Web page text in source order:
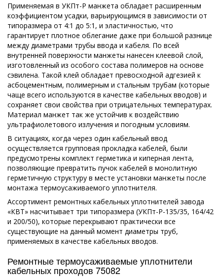
Применяемая в УКПт-Р манжета обладает расширенным
коэффициентом усадки, варьирующимся в зависимости от
типоразмера от 4:1 до 5:1, и эластичностью, что
гарантирует плотное облегание даже при большой разнице
между диаметрами трубы ввода и кабеля. По всей
внутренней поверхности манжеты нанесен клеевой слой,
изготовленный из особого состава полимеров на основе
сэвилена. Такой клей обладает превосходной адгезией к
асбоцементным, полимерным и стальным трубам (которые
чаще всего используются в качестве кабельных вводов) и
сохраняет свои свойства при отрицательных температурах.
Материал манжет так же устойчив к воздействию
ультрафиолетового излучения и погодным условиям.
В ситуациях, когда через один кабельный ввод
осуществляется групповая прокладка кабелей, были
предусмотрены комплект герметика и киперная лента,
позволяющие превратить пучок кабелей в монолитную
герметичную структуру в месте установки манжеты после
монтажа термоусаживаемого уплотнителя.
Ассортимент ремонтных кабельных уплотнителей завода
«КВТ» насчитывает три типоразмера (УКПт-Р-135/35, 164/42
и 200/50), которые перекрывают практически все
существующие на данный момент диаметры труб,
применяемых в качестве кабельных вводов.
Ремонтные термоусаживаемые уплотнители
кабельных проходов 75082